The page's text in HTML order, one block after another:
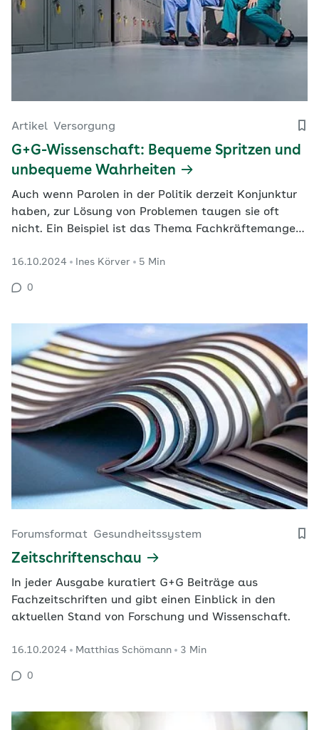
Artikel Versorgung
G+G-Wissenschaft: Bequeme Spritzen und
unbequeme Wahrheiten
Auch wenn Parolen in der Politik derzeit Konjunktur
haben, zur Lösung von Problemen taugen sie oft
nicht. Ein Beispiel ist das Thema Fachkräftemangel
werden umfassende und daher nicht leicht zu
vermarktende Maßnahmen gebraucht, auch im
16.10.2024 Ines Körver 5 Min
0
Forumsformat Gesundheitssystem
Zeitschriftenschau
In jeder Ausgabe kuratiert G+G Beiträge aus
Fachzeitschriften und gibt einen Einblick in den
aktuellen Stand von Forschung und Wissenschaft.
16.10.2024 Matthias Schömann 3 Min
0